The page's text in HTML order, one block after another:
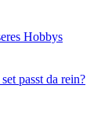
Hobbys
passt da rein?